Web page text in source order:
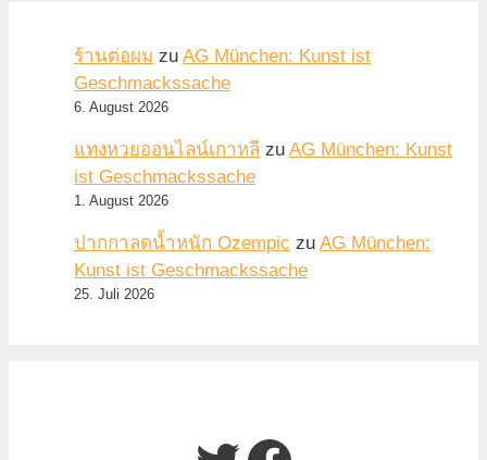
ร้านต่อผม zu AG München: Kunst ist
Geschmackssache
6. August 2026
แทงหวยออนไลน์เกาหลี zu AG München: Kunst
ist Geschmackssache
1. August 2026
ปากกาลดน้ำหนัก Ozempic zu AG München:
Kunst ist Geschmackssache
25. Juli 2026